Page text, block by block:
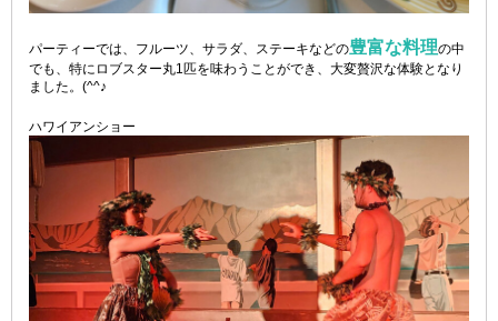
パーティーでは、フルーツ、サラダ、ステーキなどの豊富な料理の中
でも、特にロブスター丸1匹を味わうことができ、大変贅沢な体験となり
ました。(^^♪
ハワイアンショー